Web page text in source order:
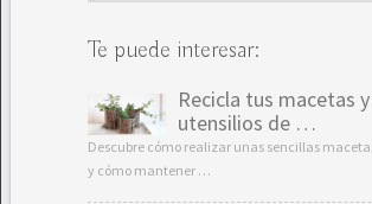
Te puede interesar:
Recicla tus macetas
utensilios de …
Descubre cómo realizar unas sencillas
y cómo mantener …